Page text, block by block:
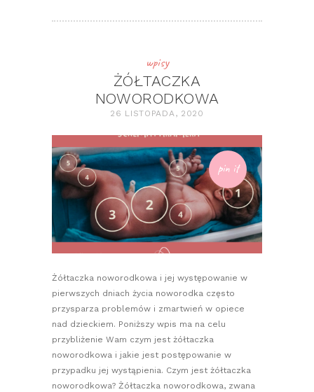
wpisy
ŻÓŁTACZKA
NOWORODKOWA
26 LISTOPADA, 2020
pin it
Żółtaczka noworodkowa i jej występowanie w
pierwszych dniach życia noworodka często
przysparza problemów i zmartwień w opiece
nad dzieckiem. Poniższy wpis ma na celu
przybliżenie Wam czym jest żółtaczka
noworodkowa i jakie jest postępowanie w
przypadku jej wystąpienia. Czym jest żółtaczka
noworodkowa? Żółtaczka noworodkowa, zwana